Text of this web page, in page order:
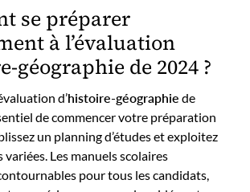
se préparer
à l’évaluation
géographie de 2024 ?
d’histoire-géographie de
de commencer votre préparation
un planning d’études et exploitez
variées. Les manuels scolaires
pour tous les candidats,